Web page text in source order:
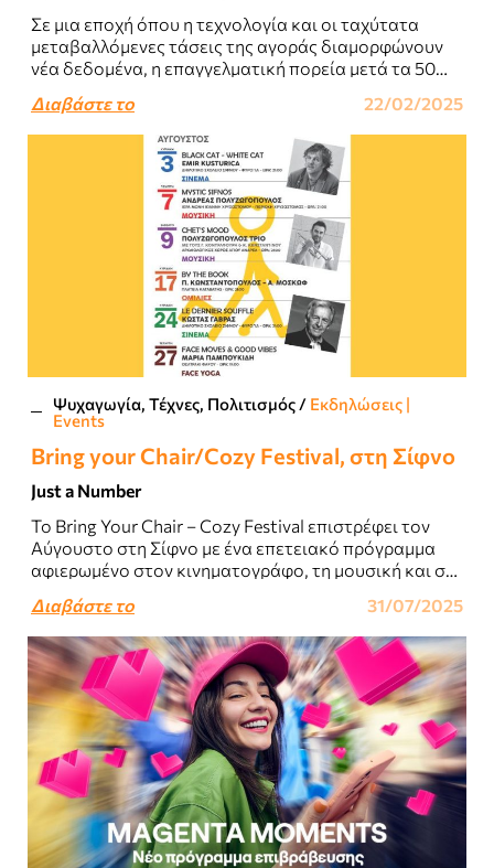
Σε μια εποχή όπου η τεχνολογία και οι ταχύτατα
μεταβαλλόμενες τάσεις της αγοράς διαμορφώνουν
νέα δεδομένα, η επαγγελματική πορεία μετά τα 50
Διαβάστε το 22/02/2025
Ψυχαγωγία, Τέχνες, Πολιτισμός/ Εκδηλώσεις |
Events
Bring your Chair/Cozy Festival, στη Σίφνο
Just a Number
Το Bring Your Chair – Cozy Festival επιστρέφει τον
Αύγουστο στη Σίφνο με ένα επετειακό πρόγραμμα
αφιερωμένο στον κινηματογράφο, τη μουσική και σε
Διαβάστε το 31/07/2025